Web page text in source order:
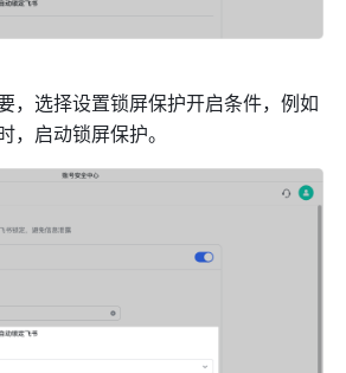
，选择设置锁屏保护开启条件，例如
，启动锁屏保护。